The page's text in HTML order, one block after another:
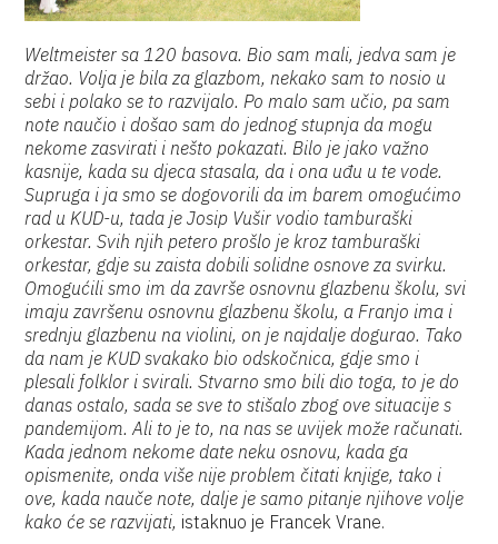
Weltmeister sa 120 basova. Bio sam mali, jedva sam je
držao. Volja je bila za glazbom, nekako sam to nosio u
sebi i polako se to razvijalo. Po malo sam učio, pa sam
note naučio i došao sam do jednog stupnja da mogu
nekome zasvirati i nešto pokazati. Bilo je jako važno
kasnije, kada su djeca stasala, da i ona uđu u te vode.
Supruga i ja smo se dogovorili da im barem omogućimo
rad u KUD-u, tada je Josip Vušir vodio tamburaški
orkestar. Svih njih petero prošlo je kroz tamburaški
orkestar, gdje su zaista dobili solidne osnove za svirku.
Omogućili smo im da završe osnovnu glazbenu školu, svi
imaju završenu osnovnu glazbenu školu, a Franjo ima i
srednju glazbenu na violini, on je najdalje dogurao. Tako
da nam je KUD svakako bio odskočnica, gdje smo i
plesali folklor i svirali. Stvarno smo bili dio toga, to je do
danas ostalo, sada se sve to stišalo zbog ove situacije s
pandemijom. Ali to je to, na nas se uvijek može računati.
Kada jednom nekome date neku osnovu, kada ga
opismenite, onda više nije problem čitati knjige, tako i
ove, kada nauče note, dalje je samo pitanje njihove volje
kako će se razvijati, istaknuo je Francek Vrane.